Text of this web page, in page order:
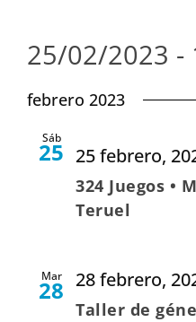
25/02/2023 -
Seleccionar
fecha.
febrero 2023
Sáb
25 25 febrero,
324 Juegos •
Teruel
Mar
28 28 febrero,
Taller de